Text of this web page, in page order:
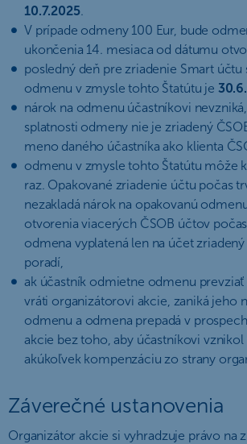
10.7.2025.
V prípade odmeny 100 Eur, bude
ukončenia 14. mesiaca od dátumu
posledný deň pre zriadenie Smart účtu
odmenu v zmysle tohto Štatútu je
nárok na odmenu účastníkovi
splatnosti odmeny nie je zriadený
meno daného účastníka ako klienta
odmenu v zmysle tohto Štatútu môže
raz. Opakované zriadenie účtu počas
nezakladá nárok na opakovanú
otvorenia viacerých ČSOB účtov
odmena vyplatená len na účet
poradí,
ak účastník odmietne odmenu
vráti organizátorovi akcie, zaniká jeho
odmenu a odmena prepadá v
akcie bez toho, aby účastníkovi vznikol
akúkoľvek kompenzáciu zo strany
Záverečné ustanovenia
Organizátor akcie si vyhradzuje právo na